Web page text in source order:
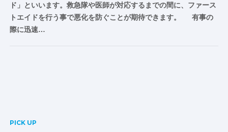
ド」といいます。救急隊や医師が対応するまでの間に、ファース
トエイドを行う事で悪化を防ぐことが期待できます。 有事の
際に迅速…
PICK UP